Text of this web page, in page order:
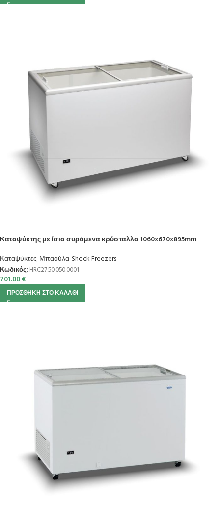
Καταψύκτης με ίσια συρόμενα κρύσταλλα 1060x670x895mm
Καταψύκτες-Μπαούλα-Shock Freezers
Κωδικός: HRC27.50.050.0001
701.00€
ΠΡΟΣΘΉΚΗ ΣΤΟ ΚΑΛΆΘΙ